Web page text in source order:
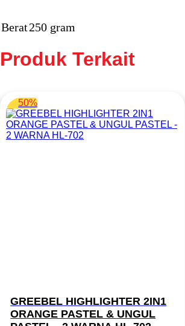
Berat250 gram
Produk Terkait
50%
GREEBEL HIGHLIGHTER 2IN1
ORANGE PASTEL & UNGUL